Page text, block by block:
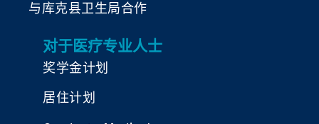
与库克县卫生局合作
对于医疗专业人士
奖学金计划
居住计划